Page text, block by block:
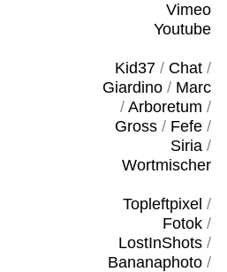
Vimeo
Youtube
Kid37/ Chat/
Giardino/ Marc
/ Arboretum /
Gross/ Fefe/
Siria/
Wortmischer
Topleftpixel /
Fotok/
LostInShots/
Bananaphoto/